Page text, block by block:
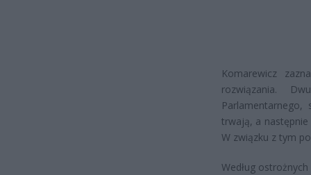
Komarewicz
rozwiązania.
trwają, a
W związku z tym
Według